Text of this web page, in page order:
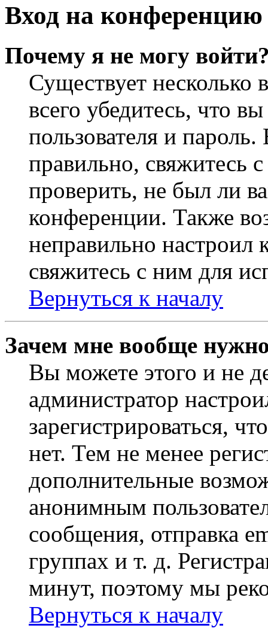
Вход на конференцию
Почему я не могу
Существует
всего убедитесь, что
пользователя и
правильно, свяжитесь
проверить, не был ли
конференции. Также
неправильно
свяжитесь с ним для
Вернуться к началу
Зачем мне вообще
Вы можете этого и не
администратор
зарегистрироваться,
нет. Тем не менее
дополнительные
анонимным
сообщения, отправка
группах и т. д.
минут, поэтому мы
Вернуться к началу